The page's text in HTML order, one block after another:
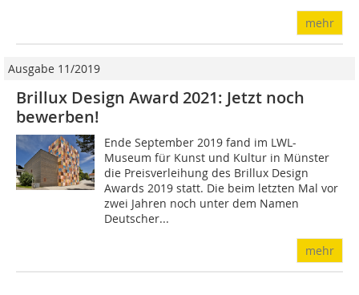
mehr
Ausgabe 11/2019
Brillux Design Award 2021: Jetzt noch
bewerben!
Ende September 2019 fand im LWL-
Museum für Kunst und Kultur in Münster
die Preisverleihung des Brillux Design
Awards 2019 statt. Die beim letzten Mal vor
zwei Jahren noch unter dem Namen
Deutscher...
mehr